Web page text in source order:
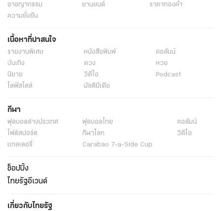
อาชญากรรม
ยานยนต์
ราคาทองคำ
ความยั่งยืน
เนื้อหาที่น่าสนใจ
รายงานพิเศษ หนังสือพิมพ์
คอลัมน์
บันเทิง
ดวง
หวย
นิยาย
วิดีโอ
Podcast
ไลฟ์สไตล์
มัลติมีเดีย
กีฬา
ฟุตบอลต่่างประเทศ ฟุตบอลไทย
คอลัมน์
ไฟต์สปอร์ต
กีฬาโลก
วิดีโอ
แกลเลอรี่
Carabao 7-a-Side Cup
ช็อปปิ้ง
ไทยรัฐอีเวนต์
เกี่ยวกับไทยรัฐ